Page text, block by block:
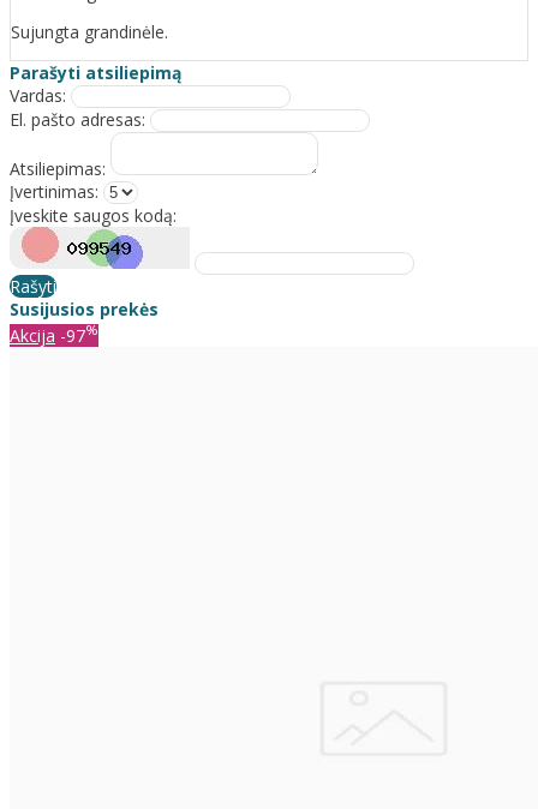
Sujungta grandinėle.
Parašyti atsiliepimą
Vardas:
El. pašto adresas:
Atsiliepimas:
Įvertinimas:
Įveskite saugos kodą:
Rašyti
Susijusios prekės
Akcija -97%